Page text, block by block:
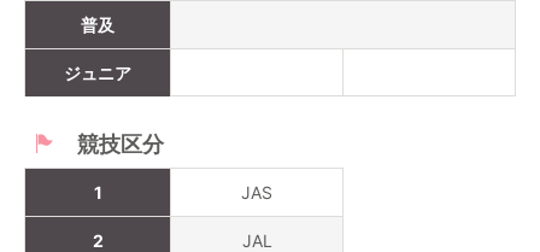
普及
ジュニア
競技区分
1
2
JAS
JAL